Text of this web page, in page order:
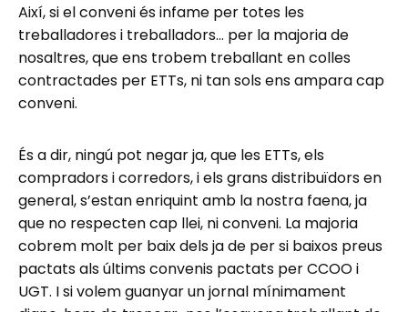
Així, si el conveni és infame per totes les
treballadores i treballadors… per la majoria de
nosaltres, que ens trobem treballant en colles
contractades per ETTs, ni tan sols ens ampara cap
conveni.
És a dir, ningú pot negar ja, que les ETTs, els
compradors i corredors, i els grans distribuïdors en
general, s’estan enriquint amb la nostra faena, ja
que no respecten cap llei, ni conveni. La majoria
cobrem molt per baix dels ja de per si baixos preus
pactats als últims convenis pactats per CCOO i
UGT. I si volem guanyar un jornal mínimament